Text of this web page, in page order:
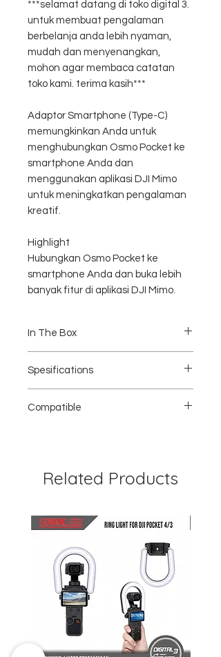
***selamat datang di toko digital 3.
untuk membuat pengalaman
berbelanja anda lebih nyaman,
mudah dan menyenangkan,
mohon agar membaca catatan
toko kami. terima kasih***
Adaptor Smartphone (Type-C)
memungkinkan Anda untuk
menghubungkan Osmo Pocket ke
smartphone Anda dan
menggunakan aplikasi DJI Mimo
untuk meningkatkan pengalaman
kreatif.
Highlight
Hubungkan Osmo Pocket ke
smartphone Anda dan buka lebih
banyak fitur di aplikasi DJI Mimo.
In The Box
Spesifications
Berat: 1,8 g
Compatible
Related Products